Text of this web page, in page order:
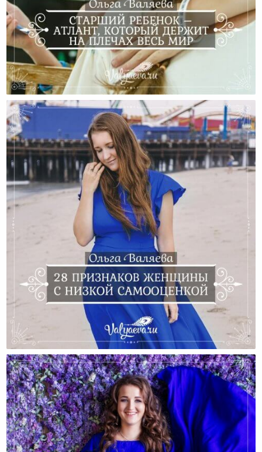
Старший Ребенок – Атлант, Который Держит На
Плечах Весь Мир
28 Признаков Женщины С Низкой Самооценкой